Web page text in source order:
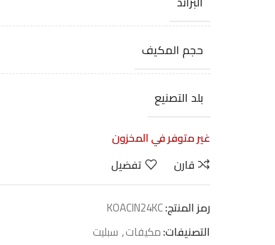
حجم المكيف
بلد التصنيع
غير متوفر في المخزون
قارن
تفضيل
رمز المنتج:KOACIN24KC
التصنيفات:مكيفات, سبليت